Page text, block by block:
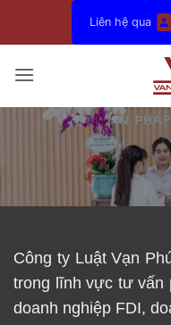
dung
Liên hệ qua
Công ty Luật Vạn
trong lĩnh vực tư vấn
doanh nghiệp FDI,